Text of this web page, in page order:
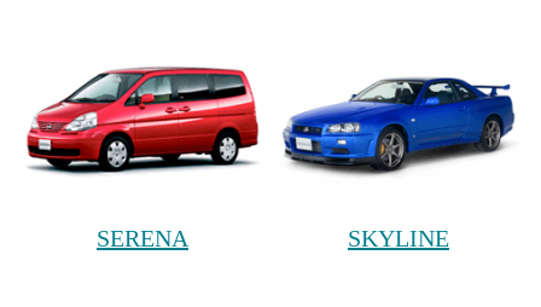
SERENA SKYLINE